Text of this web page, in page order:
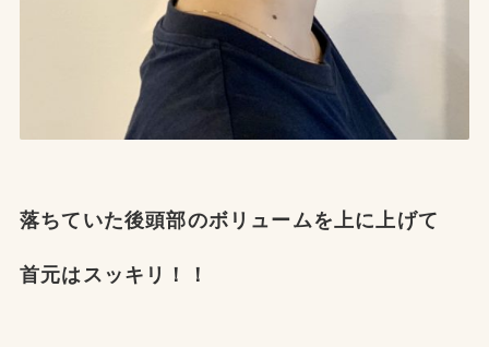
落ちていた後頭部のボリュームを上に上げて
首元はスッキリ！！